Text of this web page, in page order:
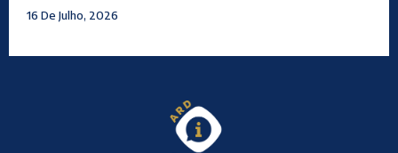
16 De Julho, 2026